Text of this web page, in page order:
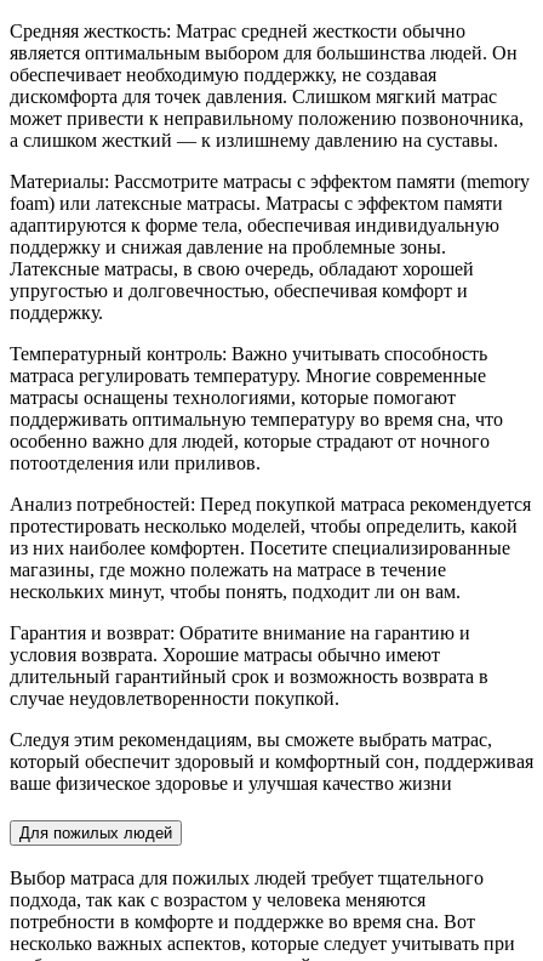
Средняя жесткость: Матрас средней жесткости обычно
является оптимальным выбором для большинства людей. Он
обеспечивает необходимую поддержку, не создавая
дискомфорта для точек давления. Слишком мягкий матрас
может привести к неправильному положению позвоночника,
а слишком жесткий — к излишнему давлению на суставы.
Материалы: Рассмотрите матрасы с эффектом памяти (memory
foam) или латексные матрасы. Матрасы с эффектом памяти
адаптируются к форме тела, обеспечивая индивидуальную
поддержку и снижая давление на проблемные зоны.
Латексные матрасы, в свою очередь, обладают хорошей
упругостью и долговечностью, обеспечивая комфорт и
поддержку.
Температурный контроль: Важно учитывать способность
матраса регулировать температуру. Многие современные
матрасы оснащены технологиями, которые помогают
поддерживать оптимальную температуру во время сна, что
особенно важно для людей, которые страдают от ночного
потоотделения или приливов.
Анализ потребностей: Перед покупкой матраса рекомендуется
протестировать несколько моделей, чтобы определить, какой
из них наиболее комфортен. Посетите специализированные
магазины, где можно полежать на матрасе в течение
нескольких минут, чтобы понять, подходит ли он вам.
Гарантия и возврат: Обратите внимание на гарантию и
условия возврата. Хорошие матрасы обычно имеют
длительный гарантийный срок и возможность возврата в
случае неудовлетворенности покупкой.
Следуя этим рекомендациям, вы сможете выбрать матрас,
который обеспечит здоровый и комфортный сон, поддерживая
ваше физическое здоровье и улучшая качество жизни
Для пожилых людей
Выбор матраса для пожилых людей требует тщательного
подхода, так как с возрастом у человека меняются
потребности в комфорте и поддержке во время сна. Вот
несколько важных аспектов, которые следует учитывать при